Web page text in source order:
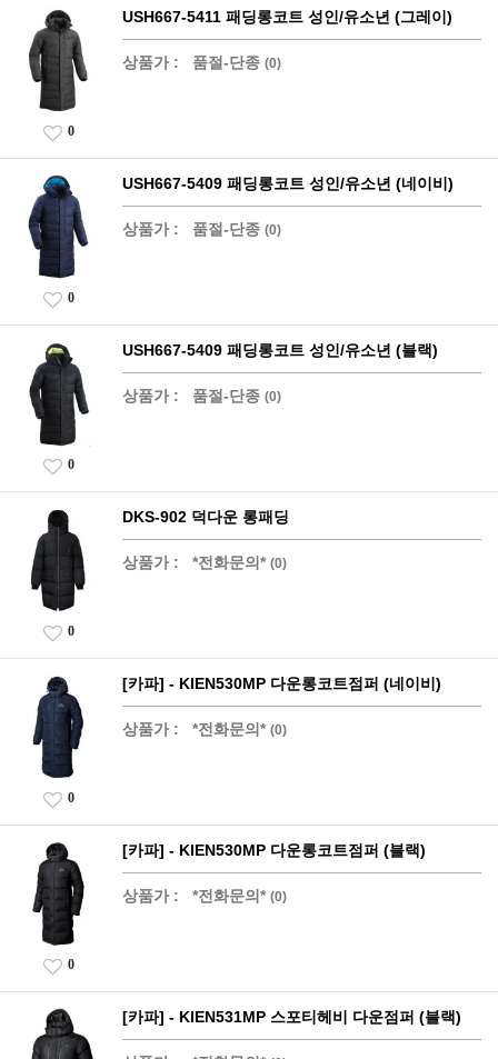
USH667-5411 패딩롱코트 성인/유소년 (그레이)
상품가 : 품절-단종 (0)
0
USH667-5409 패딩롱코트 성인/유소년 (네이비)
상품가 : 품절-단종 (0)
0
USH667-5409 패딩롱코트 성인/유소년 (블랙)
상품가 : 품절-단종 (0)
0
DKS-902 덕다운 롱패딩
상품가 : *전화문의* (0)
0
[카파] - KIEN530MP 다운롱코트점퍼 (네이비)
상품가 : *전화문의* (0)
0
[카파] - KIEN530MP 다운롱코트점퍼 (블랙)
상품가 : *전화문의* (0)
0
[카파] - KIEN531MP 스포티헤비 다운점퍼 (블랙)